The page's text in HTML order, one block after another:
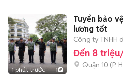
1 phút trước 1
Tuyển bảo
lương tốt
Công ty TNHH
Đến 8
Quận 10 (P.